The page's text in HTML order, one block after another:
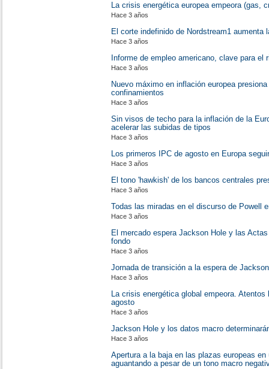
La crisis energética europea empeora (gas,
Hace 3 años
El corte indefinido de Nordstream1 aumenta
Hace 3 años
Informe de empleo americano, clave para
Hace 3 años
Nuevo máximo en inflación europea
confinamientos
Hace 3 años
Sin visos de techo para la inflación de la
acelerar las subidas de tipos
Hace 3 años
Los primeros IPC de agosto en Europa
Hace 3 años
El tono 'hawkish' de los bancos centrales
Hace 3 años
Todas las miradas en el discurso de Powell
Hace 3 años
El mercado espera Jackson Hole y las
fondo
Hace 3 años
Jornada de transición a la espera de
Hace 3 años
La crisis energética global empeora.
agosto
Hace 3 años
Jackson Hole y los datos macro
Hace 3 años
Apertura a la baja en las plazas europeas
aguantando a pesar de un tono macro